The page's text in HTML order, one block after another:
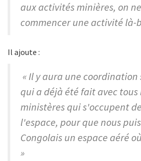
aux activités minières, on
commencer une activité là-
Il ajoute :
« Il y aura une coordination
qui a déjà été fait avec tous
ministères qui s'occupent
l'espace, pour que nous
Congolais un espace aéré
»